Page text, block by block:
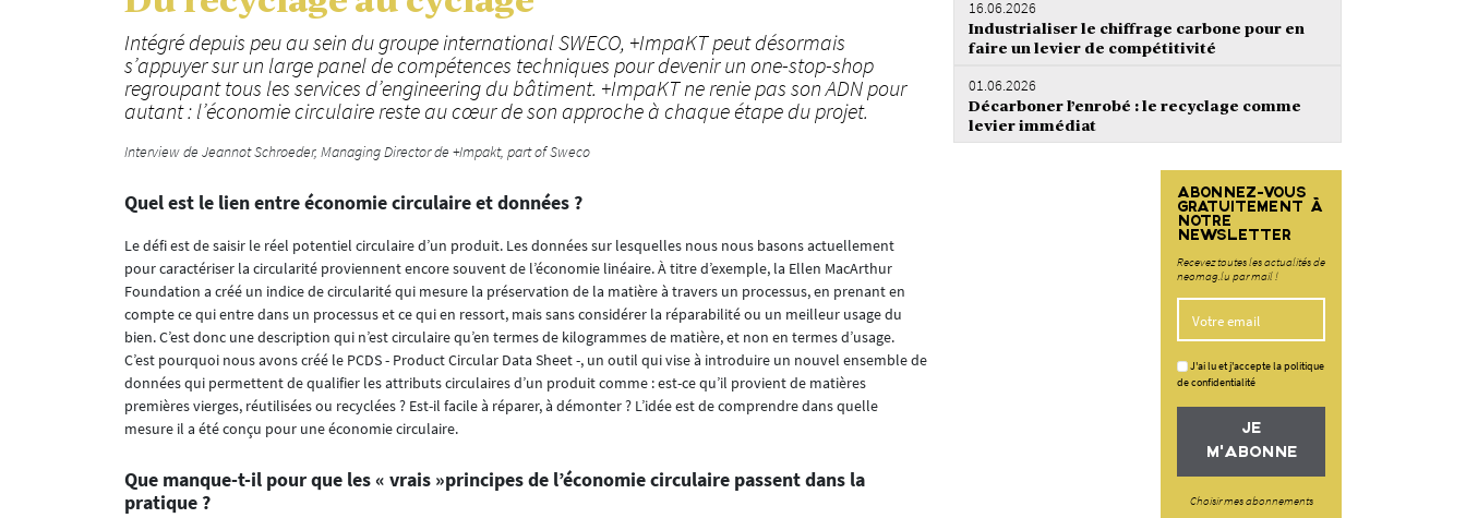
Intégré depuis peu au sein du groupe international SWECO, +ImpaKT peut désormais
s’appuyer sur un large panel de compétences techniques pour devenir un one-stop-shop
regroupant tous les services d’engineering du bâtiment. +ImpaKT ne renie pas son ADN pour
autant : l’économie circulaire reste au cœur de son approche à chaque étape du projet.
Interview de Jeannot Schroeder, Managing Director de +Impakt, part of Sweco
Quel est le lien entre économie circulaire et données ?
Le défi est de saisir le réel potentiel circulaire d’un produit. Les données sur lesquelles nous nous basons actuellement
pour caractériser la circularité proviennent encore souvent de l’économie linéaire. À titre d’exemple, la Ellen MacArthur
Foundation a créé un indice de circularité qui mesure la préservation de la matière à travers un processus, en prenant en
compte ce qui entre dans un processus et ce qui en ressort, mais sans considérer la réparabilité ou un meilleur usage du
bien. C’est donc une description qui n’est circulaire qu’en termes de kilogrammes de matière, et non en termes d’usage.
C’est pourquoi nous avons créé le PCDS - Product Circular Data Sheet -, un outil qui vise à introduire un nouvel ensemble de
données qui permettent de qualifier les attributs circulaires d’un produit comme : est-ce qu’il provient de matières
premières vierges, réutilisées ou recyclées ? Est-il facile à réparer, à démonter ? L’idée est de comprendre dans quelle
mesure il a été conçu pour une économie circulaire.
Que manque-t-il pour que les « vrais »principes de l’économie circulaire passent dans la
pratique ?
16.06.2026
Industrialiser le chiffrage carbone pour en
faire un levier de compétitivité
01.06.2026
Décarboner l’enrobé : le recyclage comme
levier immédiat
ABONNEZ-VOUS
GRATUITEMENT À
NOTRE
NEWSLETTER
Recevez toutes les actualités de
neomag.lu par mail !
J'ai lu et j'accepte la politique
de confidentialité
JE
M'ABONNE
Choisir mes abonnements